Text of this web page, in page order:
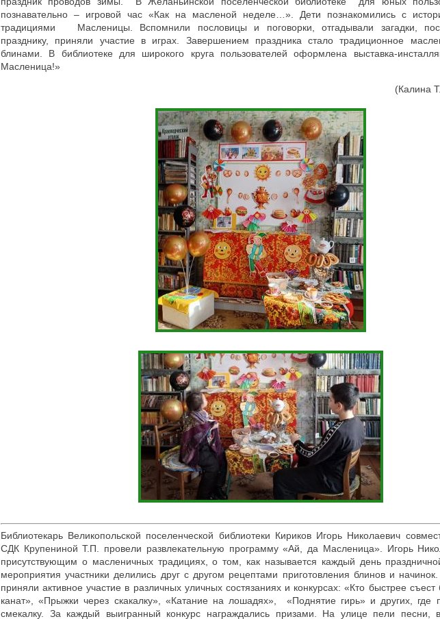
познавательно – игровой час «Как на масленой неделе…». Дети познакомились с
традициями Масленицы. Вспомнили пословицы и поговорки, отгадывали загадки,
празднику, приняли участие в играх. Завершением праздника стало традиционное
блинами. В библиотеке для широкого круга пользователей оформлена выставка-
Масленица!»
(Калина
Библиотекарь Великопольской поселенческой библиотеки Кириков Игорь Николаевич
СДК Крупениной Т.П. провели развлекательную программу «Ай, да Масленица». Игорь
присутствующим о масленичных традициях, о том, как называется каждый день
мероприятия участники делились друг с другом рецептами приготовления блинов и
приняли активное участие в различных уличных состязаниях и конкурсах: «Кто быстрее
канат», «Прыжки через скакалку», «Катание на лошадях», «Поднятие гирь» и других, где
смекалку. За каждый выигранный конкурс награждались призами. На улице пели песни,